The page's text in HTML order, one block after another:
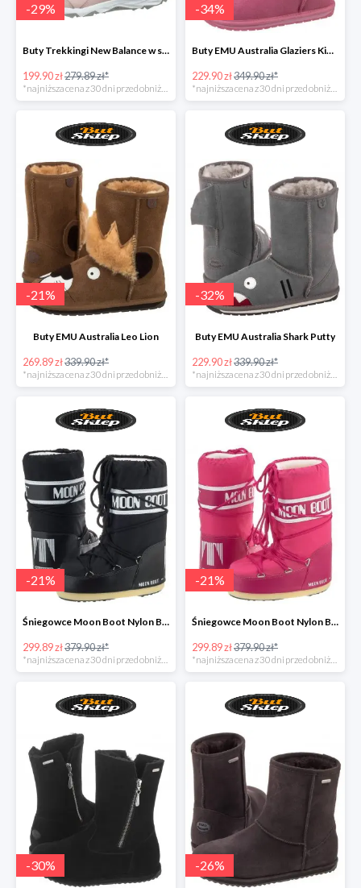
-29%
Buty Trekkingi New Balance w super cenie
199.90 zł279.89 zł*
*najniższa cena z 30 dni przed obniżką
-34%
Buty EMU Australia Glaziers Kids Bubblegum
229.90 zł349.90 zł*
*najniższa cena z 30 dni przed obniżką
-21%
Buty EMU Australia Leo Lion
269.89 zł339.90 zł*
-32%
Buty EMU Australia Shark Putty
229.90 zł339.90 zł*
-21%
Śniegowce Moon Boot Nylon Black Kids
299.89 zł379.90 zł*
-21%
Śniegowce Moon Boot Nylon Bouganville Kids
299.89 zł379.90 zł*
-30% -26%